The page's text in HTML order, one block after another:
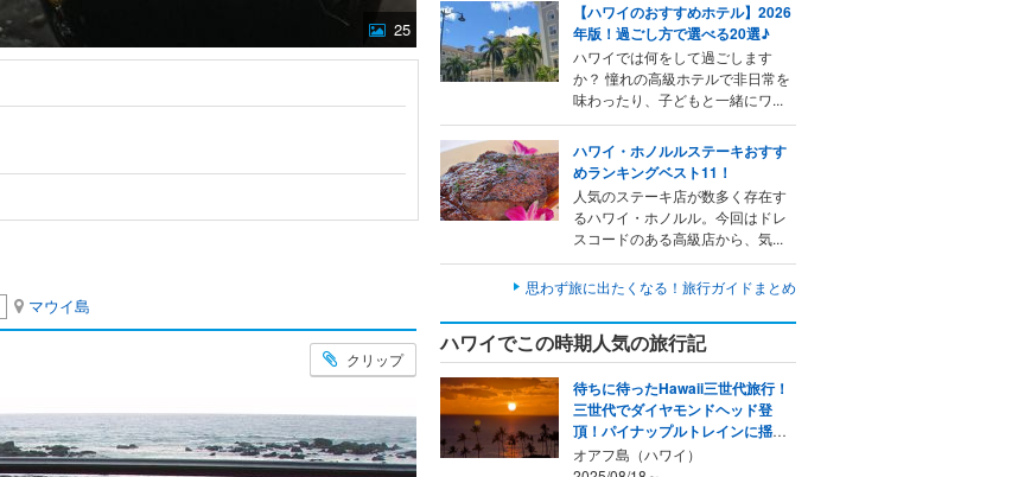
25
マウイ島
クリップ
【ハワイのおすすめホテル】2026
年版！過ごし方で選べる20選♪
ハワイでは何をして過ごします
か？ 憧れの高級ホテルで非日常を
味わったり、子どもと一緒にワ...
ハワイ・ホノルルステーキおすす
めランキングベスト11！
人気のステーキ店が数多く存在す
るハワイ・ホノルル。今回はドレ
スコードのある高級店から、気...
思わず旅に出たくなる！旅行ガイドまとめ
ハワイでこの時期人気の旅行記
待ちに待ったHawaii三世代旅行！
三世代でダイヤモンドヘッド登
頂！パイナップルトレインに揺ら
れて！
オアフ島（ハワイ）